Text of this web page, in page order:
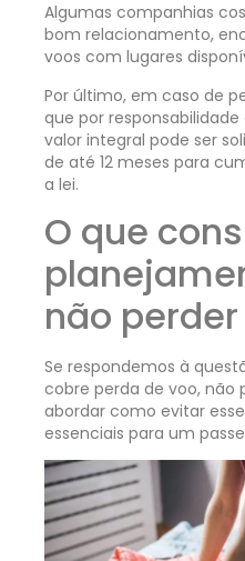
Algumas companhias
bom relacionamento,
voos com lugares
Por último, em caso de
que por
valor integral pode ser
de até 12 meses para
a lei.
O que
não
Se respondemos à
cobre perda de voo, não
abordar como evitar
essenciais para um